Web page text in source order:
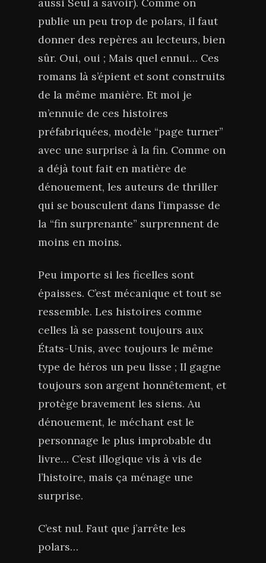
publie un peu trop de polars, il faut
donner des repères au lecteurs, bien
sûr. Oui, oui ; Mais quel ennui… Ces
romans là s’épient et sont construits
de la même manière. Et moi je
m’ennuie de ces histoires
préfabriquées, modèle “page turner”
avec une surprise à la fin. Comme on
a déjà tout fait en matière de
dénouement, les auteurs de thriller
qui se bousculent dans l’impasse de
la “fin surprenante” surprennent de
moins en moins.
Peu importe si les ficelles sont
épaisses. C’est mécanique et tout se
ressemble. Les histoires comme
celles là se passent toujours aux
États-Unis, avec toujours le même
type de héros un peu lisse ; Il gagne
toujours son argent honnêtement, et
protège bravement les siens. Au
dénouement, le méchant est le
personnage le plus improbable du
livre… C’est illogique vis à vis de
l’histoire, mais ça ménage une
surprise.
C’est nul. Faut que j’arrête les
polars…